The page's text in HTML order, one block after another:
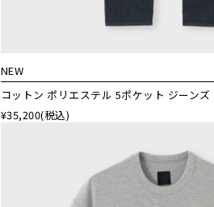
NEW
コットン ポリエステル 5ポケット ジーンズ
¥35,200(税込)